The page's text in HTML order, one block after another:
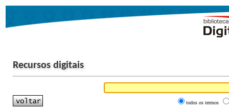
Recursos digitais
todos os termos